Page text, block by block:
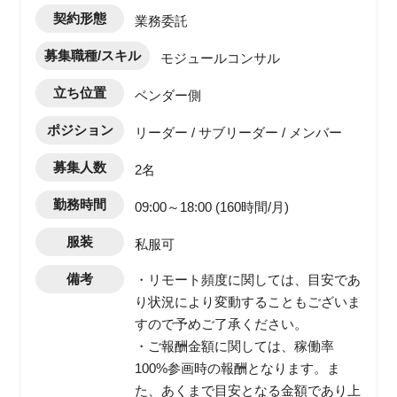
契約形態 業務委託
募集職種/スキル モジュールコンサル
立ち位置 ベンダー側
ポジション リーダー / サブリーダー / メンバー
募集人数 2名
勤務時間 09:00～18:00 (160時間/月)
服装 私服可
備考
・リモート頻度に関しては、目安であ
り状況により変動することもございま
すので予めご了承ください。
・ご報酬金額に関しては、稼働率
100%参画時の報酬となります。ま
た、あくまで目安となる金額であり上